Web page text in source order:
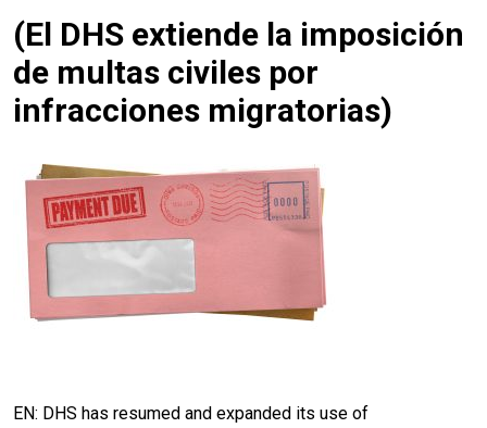
(El DHS extiende la imposición
de multas civiles por
infracciones migratorias)
EN: DHS has resumed and expanded its use of